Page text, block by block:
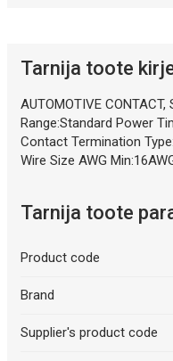
Tarnija toote
AUTOMOTIVE CONTACT,
Range:Standard Power
Contact Termination
Wire Size AWG
Tarnija toote
Product code
Brand
Supplier's product code